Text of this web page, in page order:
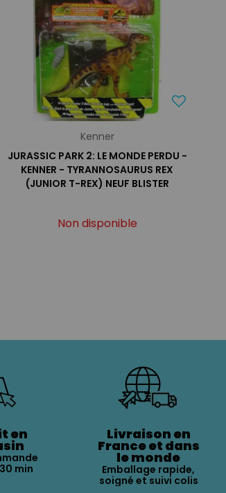
Kenner
JURASSIC PARK 2: LE MONDE PERDU -
KENNER - TYRANNOSAURUS REX
(JUNIOR T-REX) NEUF BLISTER
Non disponible
en
min
Livraison en
France et dans
le monde
Emballage rapide,
soigné et suivi colis